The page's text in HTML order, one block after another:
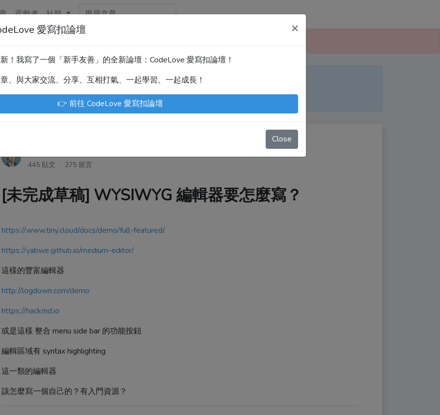
貢獻者 社群
讓工程師寫筆記、網誌的平台。歡迎您隨手紀錄、寫作，方便日後搜尋！
豪
Enoxs chenjenping Kevin Hou JuenTingShie
445 貼文 · 275 留言
[未完成草稿] WYSIWYG 編輯器要怎麼寫？
https://www.tiny.cloud/docs/demo/full-featured/
https://yabwe.github.io/medium-editor/
這樣的豐富編輯器
http://logdown.com/demo
https://hackmd.io
或是這樣 整合 menu side bar 的功能按鈕
編輯區域有 syntax highlighting
這一類的編輯器
該怎麼寫一個自己的？有入門資源？
愛寫扣論壇 ×
！我寫了一個「新手友善」的全新論壇：CodeLove 愛寫扣論壇！
、與大家交流、分享、互相打氣、一起學習、一起成長！
👉 前往 CodeLove 愛寫扣論壇
Close